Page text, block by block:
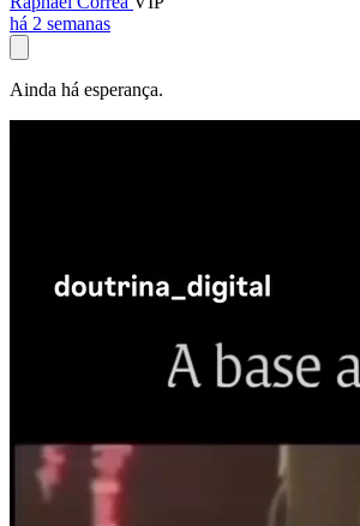
há 2 semanas
Ainda há esperança.